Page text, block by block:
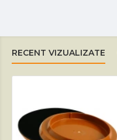
RECENT VIZUALIZATE